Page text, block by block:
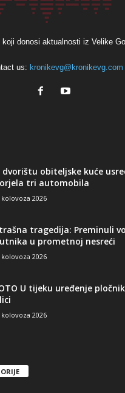
donosi aktualnosti iz Velike
us: kronikevg@kronikevg.com
dvorištu obiteljske kuće
tri automobila
kolovoza 2026
tragedija: Preminuli
u prometnoj nesreći
kolovoza 2026
U tijeku uređenje
kolovoza 2026